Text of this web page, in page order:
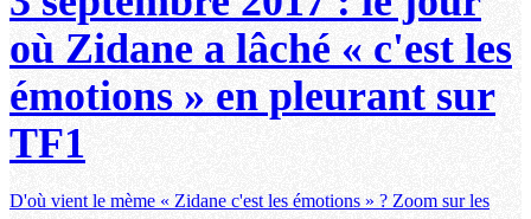
où Zidane a lâché « c'est les
émotions » en pleurant sur
TF1
D'où vient le mème « Zidane c'est les émotions » ? Zoom sur les